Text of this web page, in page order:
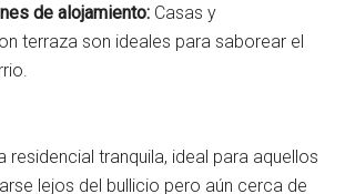
de alojamiento: Casas y
terraza son ideales para saborear el
residencial tranquila, ideal para aquellos
lejos del bullicio pero aún cerca de